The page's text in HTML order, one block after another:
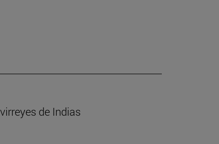
de Indias